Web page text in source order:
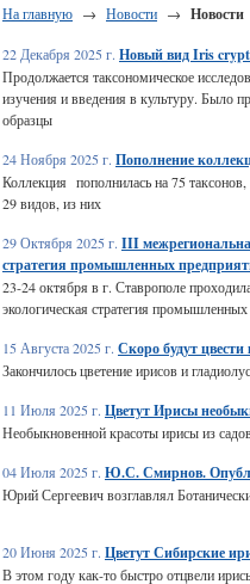
На главную → Новости → Новости
22 Декабря 2025 г. Новый вид Iris
Продолжается таксономическое
изучения и введения в культуру. Было
образцы
24 Ноября 2025 г. Пополнение
Коллекция пополнилась на 75
29 видов, из них
29 Октября 2025 г. III
стратегия промышленных
23-24 октября в г. Ставрополе
экологическая стратегия
15 Августа 2025 г. Скоро будут
Закончилось цветение ирисов и
11 Июля 2025 г. Цветут Ирисы
Необыкновенной красоты ирисы из
04 Июля 2025 г. Ю.С. Смирнов.
Юрий Сергеевич возглавлял
20 Июня 2025 г. Цветут Сибирские
В этом году как-то быстро отцвели